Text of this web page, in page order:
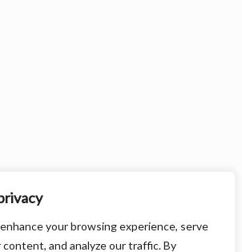
your browsing experience, serve
content, and analyze our traffic. By